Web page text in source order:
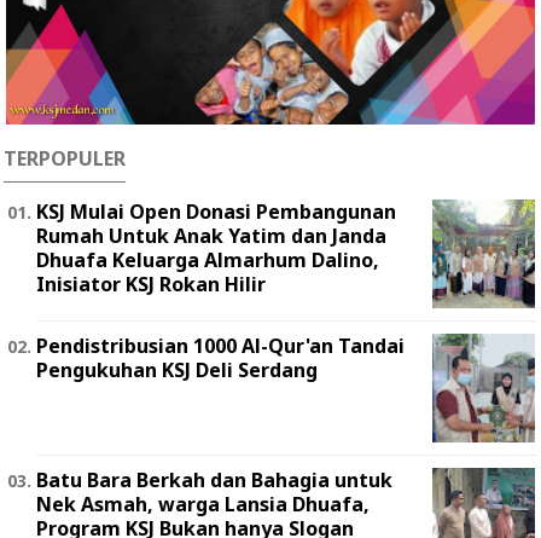
TERPOPULER
KSJ Mulai Open Donasi Pembangunan
Rumah Untuk Anak Yatim dan Janda
Dhuafa Keluarga Almarhum Dalino,
Inisiator KSJ Rokan Hilir
Pendistribusian 1000 Al-Qur'an Tandai
Pengukuhan KSJ Deli Serdang
Batu Bara Berkah dan Bahagia untuk
Nek Asmah, warga Lansia Dhuafa,
Program KSJ Bukan hanya Slogan